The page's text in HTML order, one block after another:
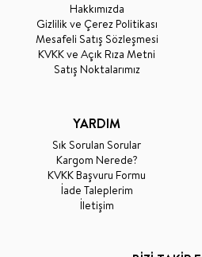
Hakkımızda
Gizlilik ve Çerez Politikası
Mesafeli Satış Sözleşmesi
KVKK ve Açık Rıza Metni
Satış Noktalarımız
YARDIM
Sık Sorulan Sorular
Kargom Nerede?
KVKK Başvuru Formu
İade Taleplerim
İletişim